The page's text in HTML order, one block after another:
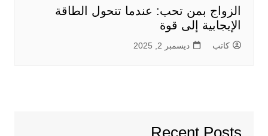
الزواج بمن تحب: عندما تتحول الطاقة
الإيجابية إلى قوة
كاتب ديسمبر 2, 2025